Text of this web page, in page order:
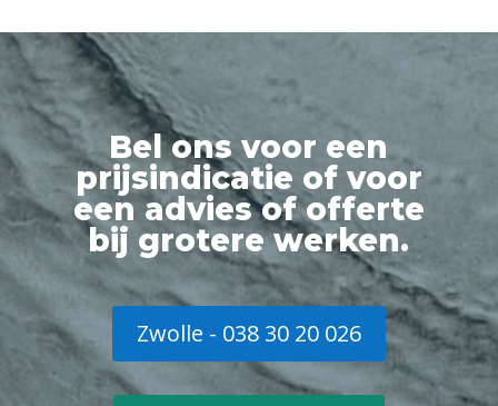
Bel ons voor een
prijsindicatie of voor
een advies of offerte
bij grotere werken.
Zwolle - 038 30 20 026